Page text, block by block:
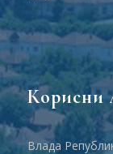
Корисни
Влада